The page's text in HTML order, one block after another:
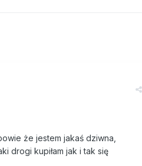
że jestem jakaś dziwna,
drogi kupiłam jak i tak się